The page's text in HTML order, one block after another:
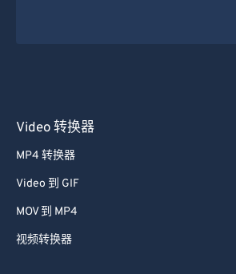
Video 转换器
MP4 转换器
Video 到 GIF
MOV 到 MP4
视频转换器